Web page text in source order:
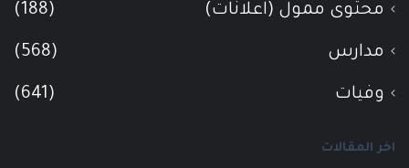
محتوى ممول (اعلانات) (188)
مدارس (568)
وفيات (641)
اخر المقالات